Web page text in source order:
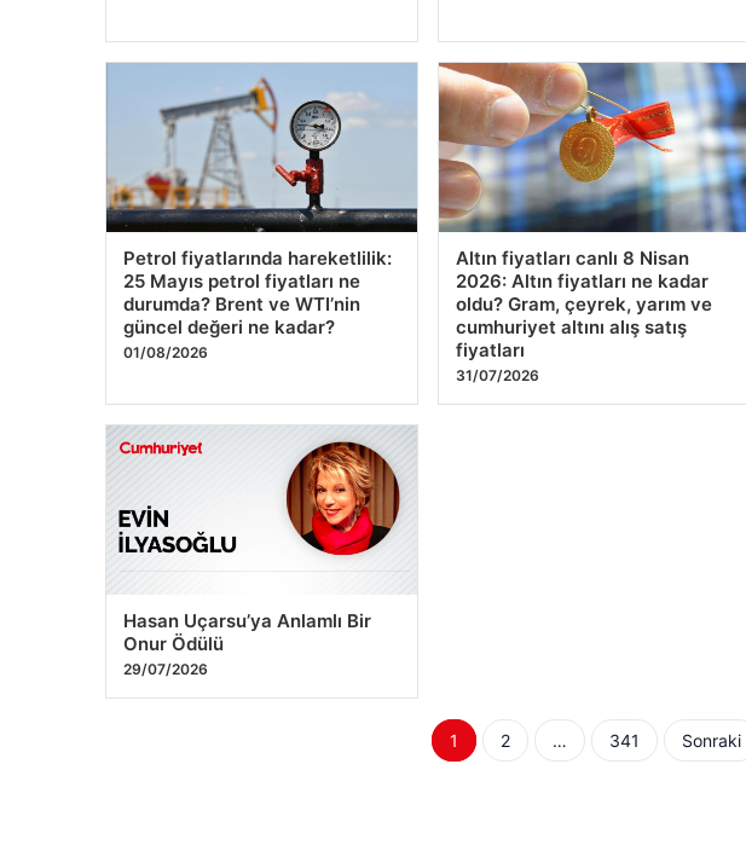
Petrol fiyatlarında hareketlilik:
25 Mayıs petrol fiyatları ne
durumda? Brent ve WTI’nin
güncel değeri ne kadar?
01/08/2026
Altın fiyatları canlı 8 Nisan
2026: Altın fiyatları ne kadar
oldu? Gram, çeyrek, yarım ve
cumhuriyet altını alış satış
fiyatları
31/07/2026
Hasan Uçarsu’ya Anlamlı Bir
Onur Ödülü
29/07/2026
Yazı
1 2 … 341 Sonraki